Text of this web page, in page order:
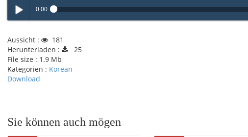
Play /
0:00
Aussicht :
181
Herunterladen :
25
File size : 1.9 Mb
Kategorien : Korean
Download
Sie können auch mögen